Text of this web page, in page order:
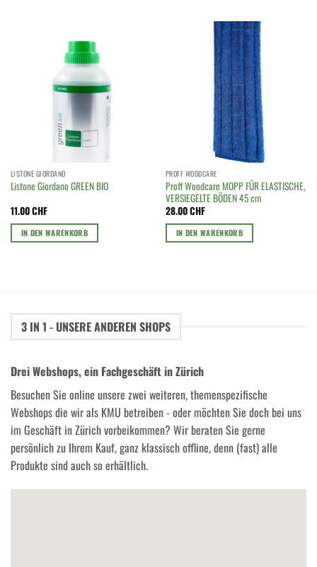
LISTONE GIORDANO
Listone Giordano GREEN BIO
11.00CHF
IN DEN WARENKORB
PROFF WOODCARE
Proff Woodcare MOPP FÜR ELASTISCHE,
VERSIEGELTE BÖDEN 45 cm
28.00CHF
IN DEN WARENKORB
3 IN 1 - UNSERE ANDEREN SHOPS
Drei Webshops, ein Fachgeschäft in Zürich
Besuchen Sie online unsere zwei weiteren, themenspezifische
Webshops die wir als KMU betreiben - oder möchten Sie doch bei uns
im Geschäft in Zürich vorbeikommen? Wir beraten Sie gerne
persönlich zu Ihrem Kauf, ganz klassisch offline, denn (fast) alle
Produkte sind auch so erhältlich.